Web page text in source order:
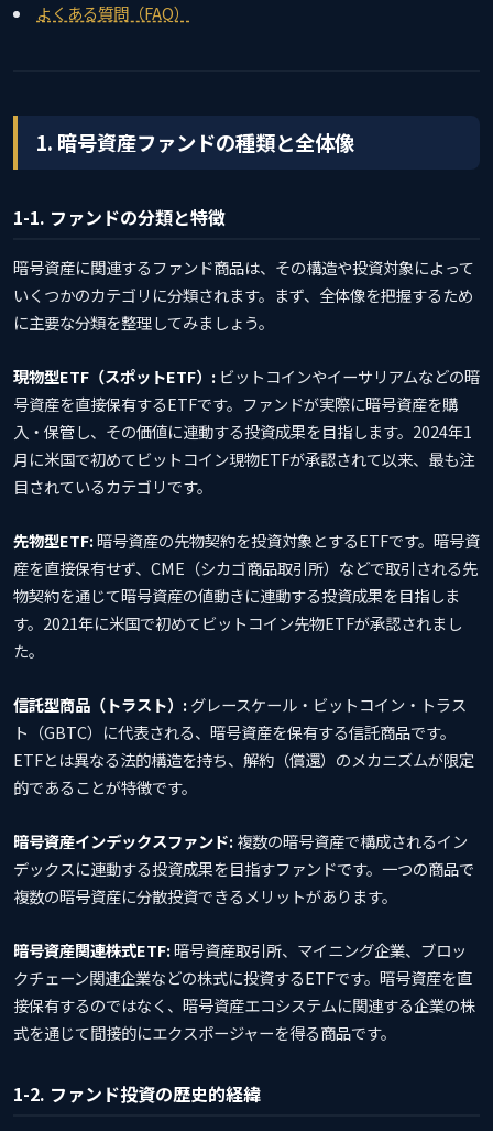
よくある質問（FAQ）
1. 暗号資産ファンドの種類と全体像
1-1. ファンドの分類と特徴
暗号資産に関連するファンド商品は、その構造や投資対象によって
いくつかのカテゴリに分類されます。まず、全体像を把握するため
に主要な分類を整理してみましょう。
現物型ETF（スポットETF）: ビットコインやイーサリアムなどの暗
号資産を直接保有するETFです。ファンドが実際に暗号資産を購
入・保管し、その価値に連動する投資成果を目指します。2024年1
月に米国で初めてビットコイン現物ETFが承認されて以来、最も注
目されているカテゴリです。
先物型ETF:暗号資産の先物契約を投資対象とするETFです。暗号資
産を直接保有せず、CME（シカゴ商品取引所）などで取引される先
物契約を通じて暗号資産の値動きに連動する投資成果を目指しま
す。2021年に米国で初めてビットコイン先物ETFが承認されまし
た。
信託型商品（トラスト）:グレースケール・ビットコイン・トラス
ト（GBTC）に代表される、暗号資産を保有する信託商品です。
ETFとは異なる法的構造を持ち、解約（償還）のメカニズムが限定
的であることが特徴です。
暗号資産インデックスファンド:複数の暗号資産で構成されるイン
デックスに連動する投資成果を目指すファンドです。一つの商品で
複数の暗号資産に分散投資できるメリットがあります。
暗号資産関連株式ETF:暗号資産取引所、マイニング企業、ブロッ
クチェーン関連企業などの株式に投資するETFです。暗号資産を直
接保有するのではなく、暗号資産エコシステムに関連する企業の株
式を通じて間接的にエクスポージャーを得る商品です。
1-2. ファンド投資の歴史的経緯